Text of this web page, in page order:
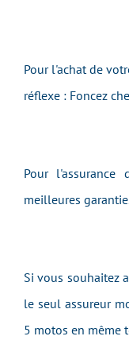
Pour l'achat de
réflexe : Foncez
Pour
meilleures
Si vous souhaitez
le seul assureur
5 motos en même